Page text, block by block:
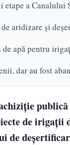
a Canalului
aridizare și
de apă pentru
dar au fost
de irigații
de